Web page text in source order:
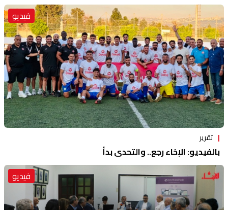
فيديو
تقرير
بالفيديو: الإخاء رجع.. والتحدي بدأ
فيديو